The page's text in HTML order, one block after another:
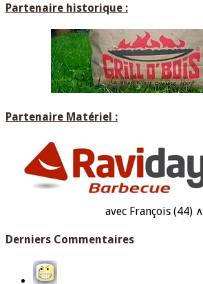
Partenaire historique :
Partenaire Matériel :
avec François (44) ∧
Derniers Commentaires